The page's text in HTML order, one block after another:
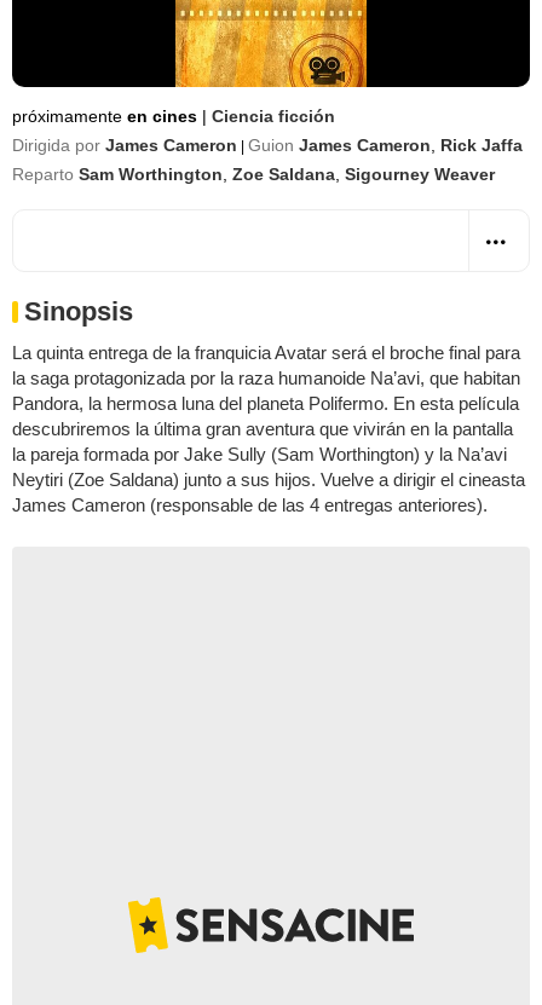
próximamente en cines | Ciencia ficción
Dirigida por James Cameron Guion James Cameron
Rick Jaffa
Reparto Sam Worthington Zoe Saldana Sigourney Weaver
Sinopsis
La quinta entrega de la franquicia Avatar será el broche final para
la saga protagonizada por la raza humanoide Na’avi, que habitan
Pandora, la hermosa luna del planeta Polifermo. En esta película
descubriremos la última gran aventura que vivirán en la pantalla
la pareja formada por Jake Sully (Sam Worthington) y la Na’avi
Neytiri (Zoe Saldana) junto a sus hijos. Vuelve a dirigir el cineasta
James Cameron (responsable de las 4 entregas anteriores).